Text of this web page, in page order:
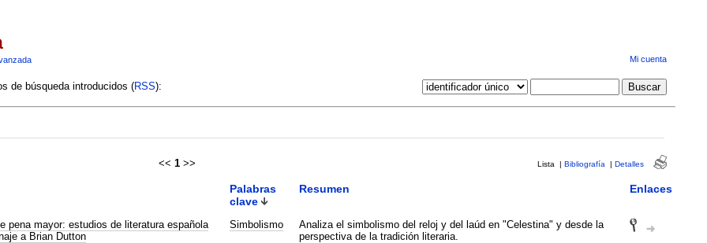
Mi cuenta
de búsqueda introducidos (RSS):
<< 1 >> Lista | Bibliografía | Detalles
Palabras
clave
Resumen Enlaces
pena mayor: estudios de literatura española
a Brian Dutton
Simbolismo
Analiza el simbolismo del reloj y del laúd en "Celestina" y desde la
perspectiva de la tradición literaria.